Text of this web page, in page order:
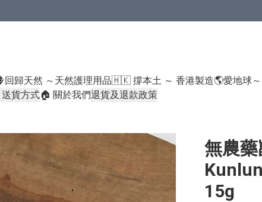
回歸天然 ～天然護理用品🇭🇰 撐本土 ～ 香港製造🌎愛地球
送貨方式🏠 關於我們退貨及退款政策
無農
15g